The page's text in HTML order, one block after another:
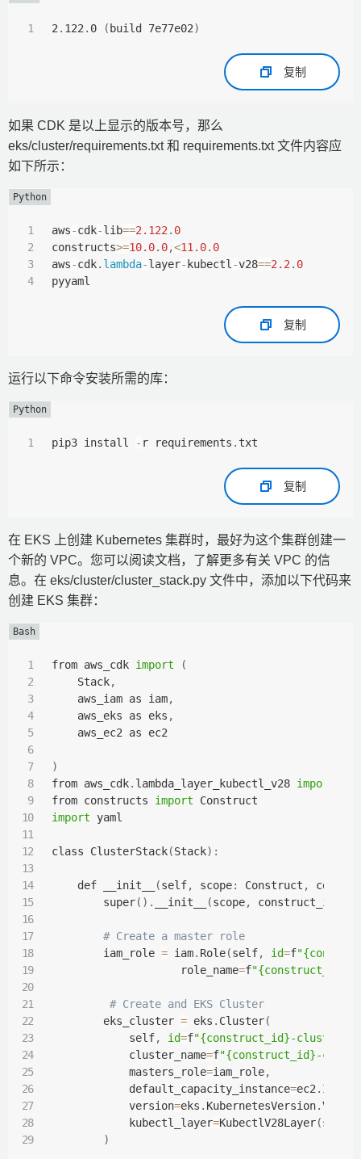
2 . 122 . 0 ( build 7e77e02)
复制
如果 CDK 是以上显示的版本号，那么
eks/cluster/requirements.txt 和 requirements.txt 文件内容应
如下所示：
aws-cdk-lib==2.122 . 0
constructs>=10.0. 0,<11.0. 0
aws-cdk. lambda-layer- kubectl -v28==2.2 . 0
pyyaml
复制
运行以下命令安装所需的库：
pip3 install - r requirements . txt
复制
在 EKS 上创建 Kubernetes 集群时，最好为这个集群创建一
个新的 VPC。您可以阅读文档，了解更多有关 VPC 的信
息。在 eks/cluster/cluster_stack.py 文件中，添加以下代码来
创建 EKS 集群：
from aws_cdk import
(
    Stack
,
    aws_iam as iam
,
    aws_eks as eks
,
    aws_ec2 as ec2
)
from aws_cdk. lambda_layer_kubectl_v28 import
from constructs import
import yaml
class ClusterStack(Stack) :
    def __init__
(self, scope: Construct ,
        super
( ) . __init__ (scope, construct_id
# Create a master role
        iam_role
= iam. Role(self, id=f
                    role_name
=f"{construct_id}-
# Create and EKS Cluster
        eks_cluster
= eks . Cluster(
            self
, id=f"{construct_id}-cluster"
            cluster_name
=f"{construct_id}-
            masters_role
=iam_role,
            default_capacity_instance
=ec2 .
            version
=eks . KubernetesVersion.V1_28
            kubectl_layer
=KubectlV28Layer(self
)